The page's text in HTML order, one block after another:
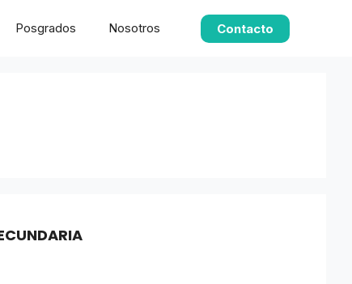
Posgrados Nosotros Contacto